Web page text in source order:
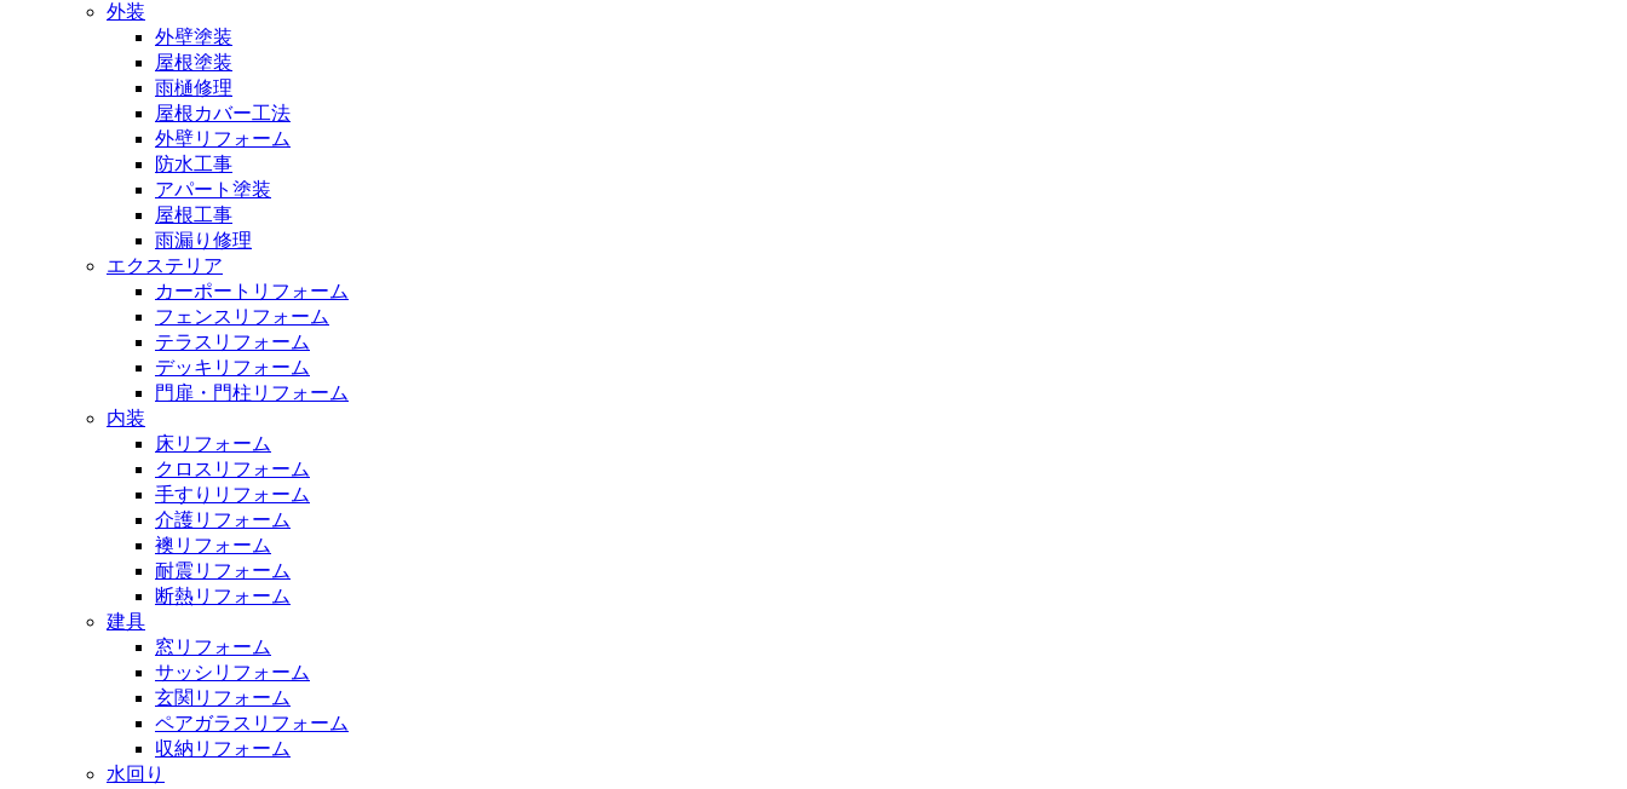
外装
外壁塗装
屋根塗装
雨樋修理
屋根カバー工法
外壁リフォーム
防水工事
アパート塗装
屋根工事
雨漏り修理
エクステリア
カーポートリフォーム
フェンスリフォーム
テラスリフォーム
デッキリフォーム
門扉・門柱リフォーム
内装
床リフォーム
クロスリフォーム
手すりリフォーム
介護リフォーム
襖リフォーム
耐震リフォーム
断熱リフォーム
建具
窓リフォーム
サッシリフォーム
玄関リフォーム
ペアガラスリフォーム
収納リフォーム
水回り